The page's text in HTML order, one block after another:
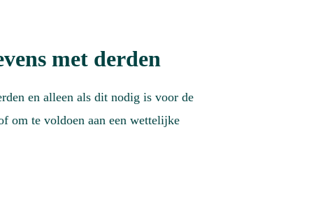
met derden
en alleen als dit nodig is voor de
om te voldoen aan een wettelijke